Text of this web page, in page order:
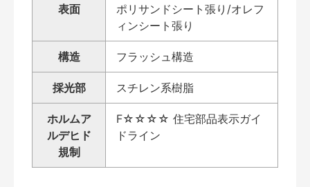
表面
ポリサンドシート張り/オレフ
ィンシート張り
構造 フラッシュ構造
採光部 スチレン系樹脂
ホルムア
ルデヒド
規制
F☆☆☆☆ 住宅部品表示ガイ
ドライン